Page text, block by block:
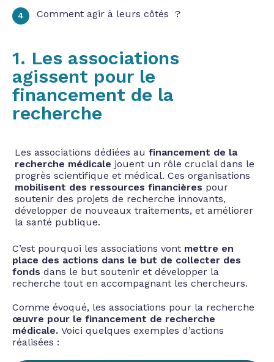
Comment agir à leurs côtés ?
1. Les associations
agissent pour le
financement de la
recherche
Les associations dédiées au financement de la
recherche médicale jouent un rôle crucial dans le
progrès scientifique et médical. Ces organisations
mobilisent des ressources financières pour
soutenir des projets de recherche innovants,
développer de nouveaux traitements, et améliorer
la santé publique.
C’est pourquoi les associations vont mettre en
place des actions dans le but de collecter des
fonds dans le but soutenir et développer la
recherche tout en accompagnant les chercheurs.
Comme évoqué, les associations pour la recherche
œuvre pour le financement de recherche
médicale. Voici quelques exemples d’actions
réalisées :